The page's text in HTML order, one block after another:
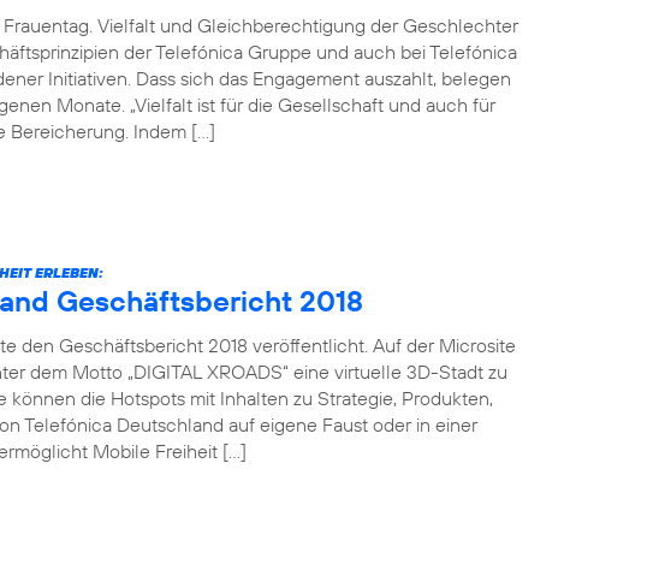
Vielfalt und Gleichberechtigung der Geschlechter
der Telefónica Gruppe und auch bei Telefónica
Initiativen. Dass sich das Engagement auszahlt, belegen
Monate. „Vielfalt ist für die Gesellschaft und auch für
Bereicherung. Indem […]
ERLEBEN:
Geschäftsbericht 2018
den Geschäftsbericht 2018 veröffentlicht. Auf der Microsite
dem Motto „DIGITAL XROADS“ eine virtuelle 3D-Stadt zu
können die Hotspots mit Inhalten zu Strategie, Produkten,
Telefónica Deutschland auf eigene Faust oder in einer
Mobile Freiheit […]